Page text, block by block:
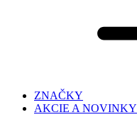
ZNAČKY
AKCIE A NOVINKY